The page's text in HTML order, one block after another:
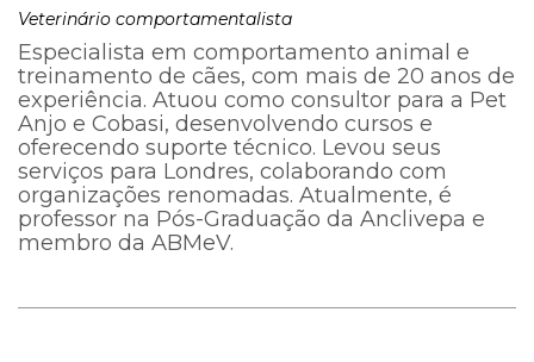
Veterinário comportamentalista
Especialista em comportamento animal e
treinamento de cães, com mais de 20 anos de
experiência. Atuou como consultor para a Pet
Anjo e Cobasi, desenvolvendo cursos e
oferecendo suporte técnico. Levou seus
serviços para Londres, colaborando com
organizações renomadas. Atualmente, é
professor na Pós-Graduação da Anclivepa e
membro da ABMeV.